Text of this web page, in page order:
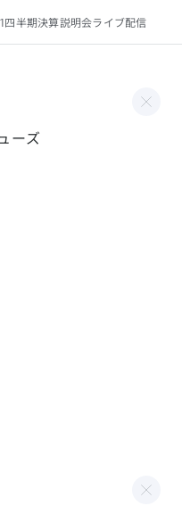
半期決算説明会ライブ配信
ーズ